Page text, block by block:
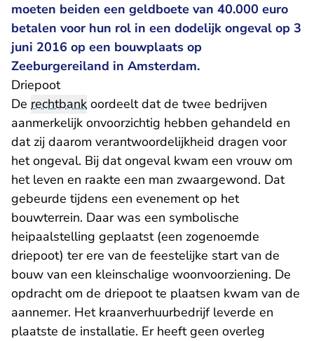
moeten beiden een geldboete van 40.000 euro
betalen voor hun rol in een dodelijk ongeval op 3
juni 2016 op een bouwplaats op
Zeeburgereiland in Amsterdam.
Driepoot
De rechtbank oordeelt dat de twee bedrijven
aanmerkelijk onvoorzichtig hebben gehandeld en
dat zij daarom verantwoordelijkheid dragen voor
het ongeval. Bij dat ongeval kwam een vrouw om
het leven en raakte een man zwaargewond. Dat
gebeurde tijdens een evenement op het
bouwterrein. Daar was een symbolische
heipaalstelling geplaatst (een zogenoemde
driepoot) ter ere van de feestelijke start van de
bouw van een kleinschalige woonvoorziening. De
opdracht om de driepoot te plaatsen kwam van de
aannemer. Het kraanverhuurbedrijf leverde en
plaatste de installatie. Er heeft geen overleg